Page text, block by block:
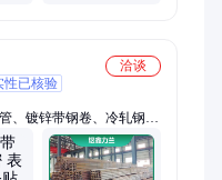
洽谈
性已核验
、镀锌带钢卷、冷轧钢
、高频直缝焊管、不锈钢
管、桥梁建筑用钢材、建